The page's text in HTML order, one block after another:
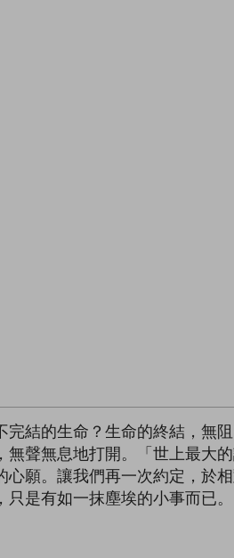
結的生命？生命的終結，無
聲無息地打開。「世上最大的
願。讓我們再一次約定，於
是有如一抹塵埃的小事而已。